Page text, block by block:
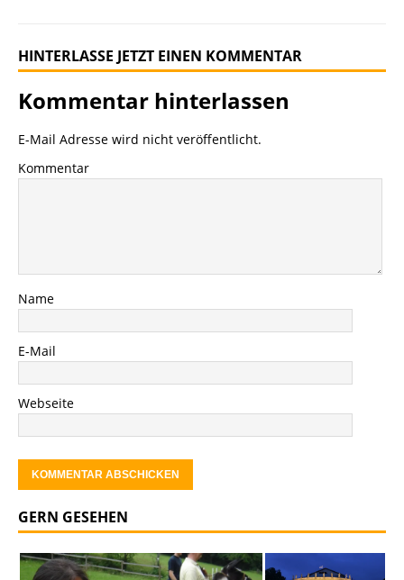
HINTERLASSE JETZT EINEN KOMMENTAR
Kommentar hinterlassen
E-Mail Adresse wird nicht veröffentlicht.
Kommentar
Name
E-Mail
Webseite
GERN GESEHEN